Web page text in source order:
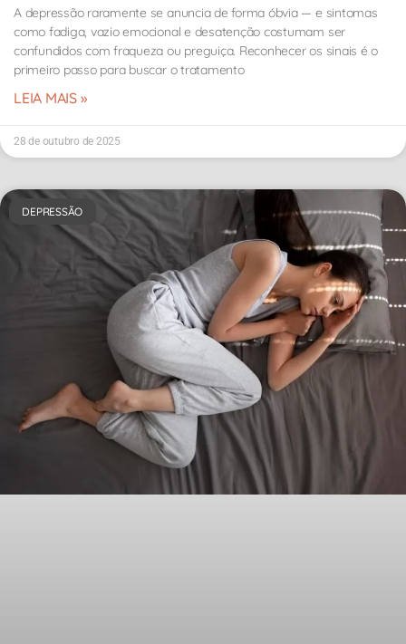
A depressão raramente se anuncia de forma óbvia — e sintomas
como fadiga, vazio emocional e desatenção costumam ser
confundidos com fraqueza ou preguiça. Reconhecer os sinais é o
primeiro passo para buscar o tratamento
LEIA MAIS »
28 de outubro de 2025
DEPRESSÃO